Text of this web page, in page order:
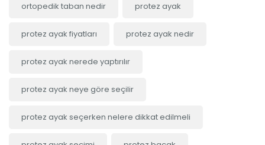
ortopedik taban nedir protez ayak
protez ayak fiyatları protez ayak nedir
protez ayak nerede yaptırılır
protez ayak neye göre seçilir
protez ayak seçerken nelere dikkat edilmeli